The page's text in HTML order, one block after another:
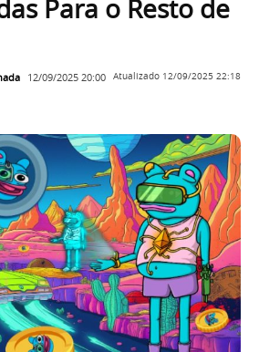
Para o Resto de
12/09/2025 20:00 Atualizado 12/09/2025 22:18